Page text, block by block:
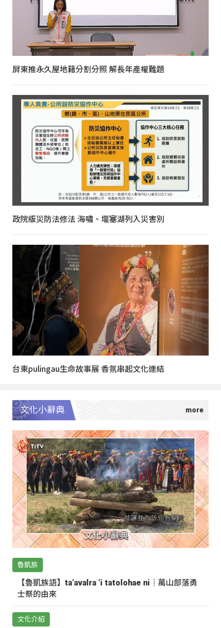
屏東推永久屋地籍分割分照 解長年產權難題
政院版災防法修法 海嘯、堰塞湖列入災害別
台東pulingau生命故事展 香氛串起文化連結
文化小辭典
魯凱族
【魯凱族語】ta‘avalra ‘i tatolohae ni｜萬山部落勇
士祭的由來
文化介紹